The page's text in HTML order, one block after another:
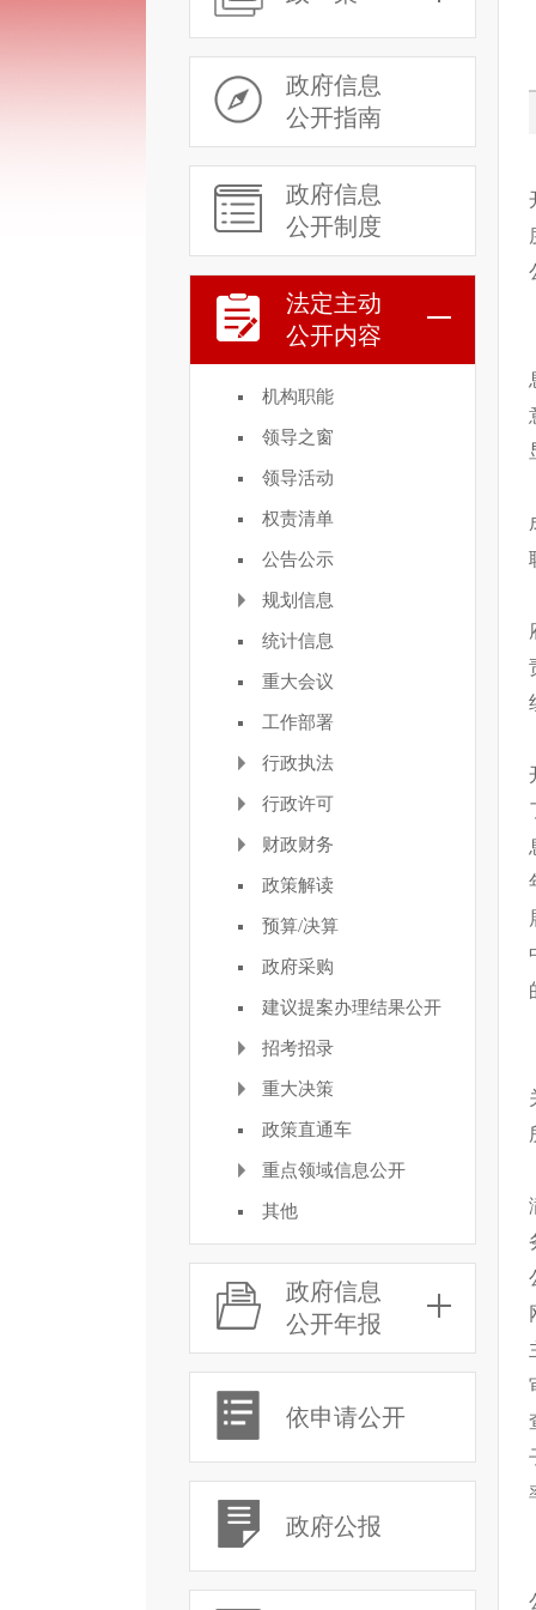
政府信息
公开指南
政府信息
公开制度
法定主动
公开内容
机构职能
领导之窗
领导活动
权责清单
公告公示
规划信息
统计信息
重大会议
工作部署
行政执法
行政许可
财政财务
政策解读
预算/决算
政府采购
建议提案办理结果公开
招考招录
重大决策
政策直通车
重点领域信息公开
其他
政府信息
公开年报
依申请公开
政府公报